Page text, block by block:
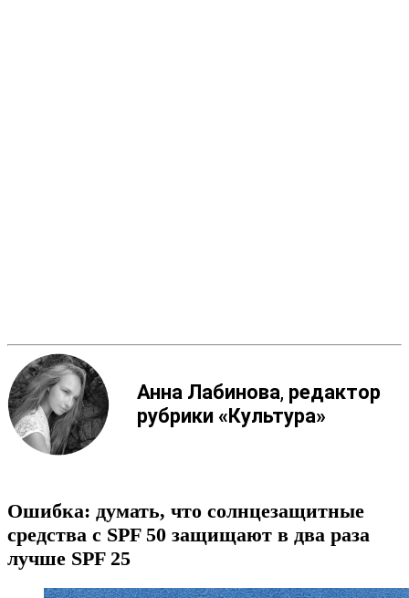
Анна Лабинова, редактор
рубрики «Культура»
Ошибка: думать, что солнцезащитные
средства с SPF 50 защищают в два раза
лучше SPF 25